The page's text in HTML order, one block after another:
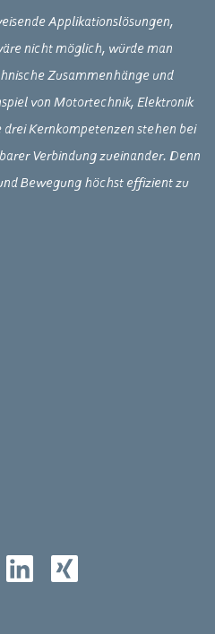
Applikationslösungen,
nicht möglich, würde man
Zusammenhänge und
von Motortechnik, Elektronik
Kernkompetenzen stehen bei
Verbindung zueinander. Denn
Bewegung höchst effizient zu